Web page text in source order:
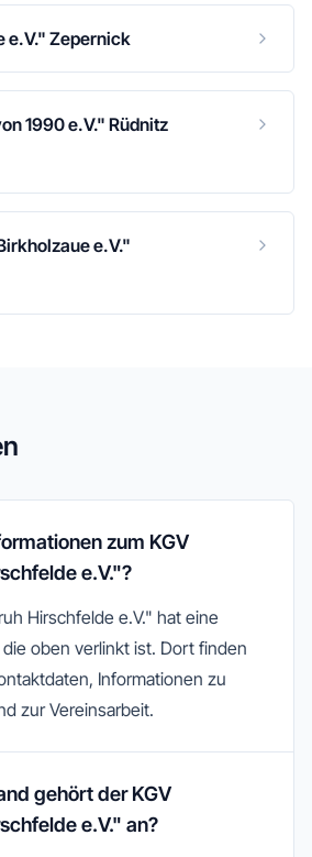
e.V." Zepernick
1990 e.V." Rüdnitz
e.V."
zum KGV
e.V."?
Hirschfelde e.V." hat eine
oben verlinkt ist. Dort finden
Informationen zu
zur Vereinsarbeit.
gehört der KGV
e.V." an?